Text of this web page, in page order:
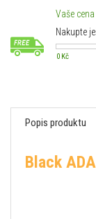
Vaše
Nakupte
0 Kč
Popis produktu
Black